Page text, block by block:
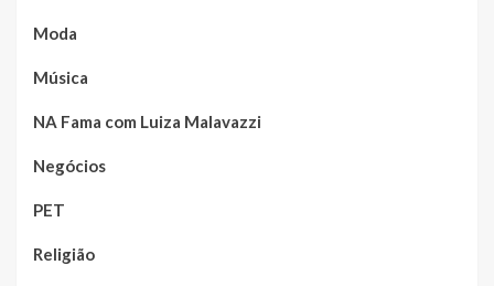
Moda
Música
NA Fama com Luiza Malavazzi
Negócios
PET
Religião